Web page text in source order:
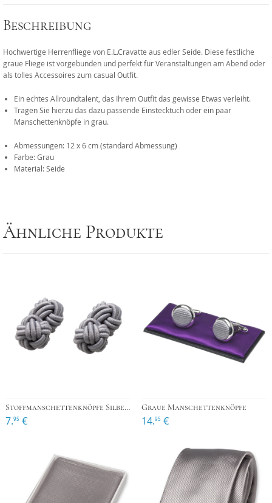
Beschreibung
Hochwertige Herrenfliege von E.L.Cravatte aus edler Seide. Diese festliche
graue Fliege ist vorgebunden und perfekt für Veranstaltungen am Abend oder
als tolles Accessoires zum casual Outfit.
Ein echtes Allroundtalent, das Ihrem Outfit das gewisse Etwas verleiht.
Tragen Sie hierzu das dazu passende Einstecktuch oder ein paar
Manschettenknöpfe in grau.
Abmessungen: 12 x 6 cm (standard Abmessung)
Farbe: Grau
Material: Seide
Ähnliche Produkte
Stoffmanschettenknöpfe Silbergrau
7.95 €
Graue Manschettenknöpfe
14.95 €